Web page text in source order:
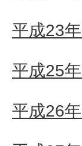
平成23
平成25
平成26